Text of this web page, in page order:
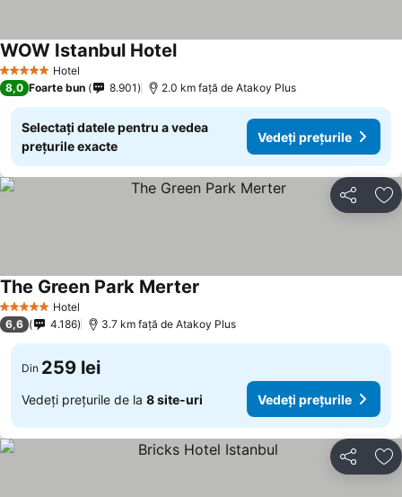
5 Stele Hotel
WOW Istanbul HotelVedeți prețurile
8,0 Foarte bun 8.901 2.0 km faţă de Atakoy Plus
Selectați datele pentru a vedea
prețurile exacte
Vedeți prețurile
Distribuiți
5 Stele Hotel
The Green Park Merter
6,6 4.186 3.7 km faţă de Atakoy Plus
Din 259 lei
Vedeți prețurile de la 8 site-uri Vedeți prețurile
Distribuiți